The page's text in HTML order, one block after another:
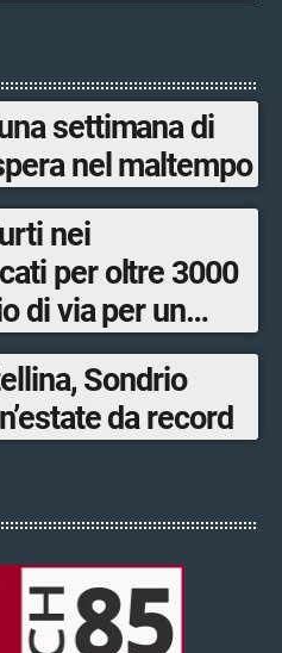
settimana di
nel maltempo
nei
per oltre 3000
di via per un
Sondrio
da record